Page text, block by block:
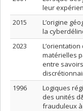
leur
2015
L’origine
la
2023
matérielles
entre
1996
Logiques
des unités
frauduleux